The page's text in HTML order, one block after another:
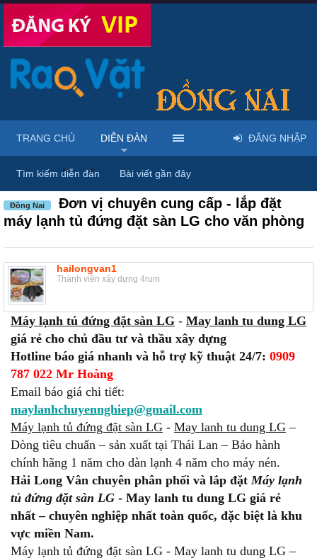
Diễn đàn ... Mua bán & sửa điện tử, điện lạnh
Đồng Nai
Đơn vị chuyên cung cấp - lắp đặt
máy lạnh tủ đứng đặt sàn LG cho văn phòng
hailongvan1
Thành viên xây dựng 4rum
Máy lạnh tủ đứng đặt sàn LG - May lanh tu dung LG
giá rẻ cho chủ đầu tư và thầu xây dựng
Hotline báo giá nhanh và hỗ trợ kỹ thuật 24/7: 0909
787 022 Mr Hoàng
Email báo giá chi tiết:
maylanhchuyennghiep@gmail.com
Máy lạnh tủ đứng đặt sàn LG - May lanh tu dung LG –
Dòng tiêu chuẩn – sản xuất tại Thái Lan – Bảo hành
chính hãng 1 năm cho dàn lạnh 4 năm cho máy nén.
Hải Long Vân chuyên phân phối và lắp đặtMáy lạnh
tủ đứng đặt sàn LG - May lanh tu dung LG giá rẻ
nhất – chuyên nghiệp nhất toàn quốc, đặc biệt là khu
vực miền Nam.
Máy lạnh tủ đứng đặt sàn LG - May lanh tu dung LG –
TRANG CHỦ DIỄN ĐÀN
Tìm kiếm diễn đàn Bài viết gần đây
ĐĂNG NHẬP